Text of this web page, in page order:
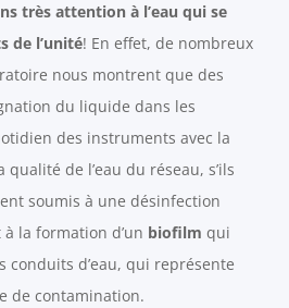
très attention à l’eau qui se
de l’unité! En effet, de nombreux
nous montrent que des
du liquide dans les
des instruments avec la
de l’eau du réseau, s’ils
soumis à une désinfection
la formation d’un biofilm qui
conduits d’eau, qui représente
de contamination.